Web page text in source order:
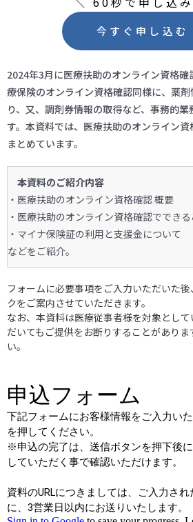
今すぐ申し込
2024年3月に医療扶助のオンライン資格
療保険のオンライン資格確認同様に、薬
り、又、調剤券情報の取得など、事務的
す。本資料では、医療扶助のオンライン
まとめています。
本資料のご紹介内容
・医療扶助のオンライン資格確認 概要
・医療扶助のオンライン資格確認でできる
・マイナ保険証の利用と支援金について
などをご紹介。
フォームに必要事項をご入力いただいた
クをご案内させていただきます。
なお、本資料は医療従事者様を対象とし
だいてもご提供をお断りすることがあり
い。